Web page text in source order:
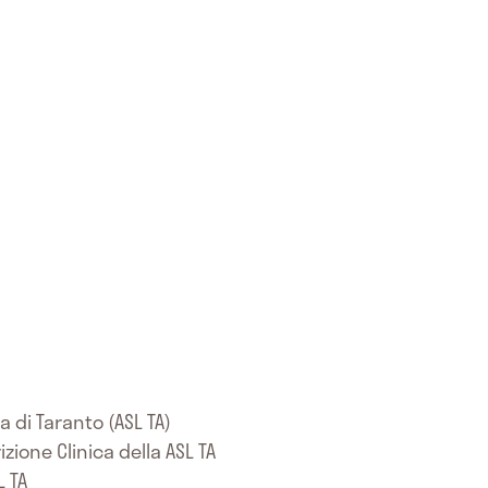
Taranto (ASL TA)
Clinica della ASL TA